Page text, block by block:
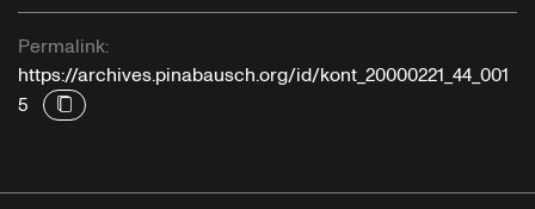
Permalink:
https://archives.pinabausch.org/id/kont_20000221_44_001
5